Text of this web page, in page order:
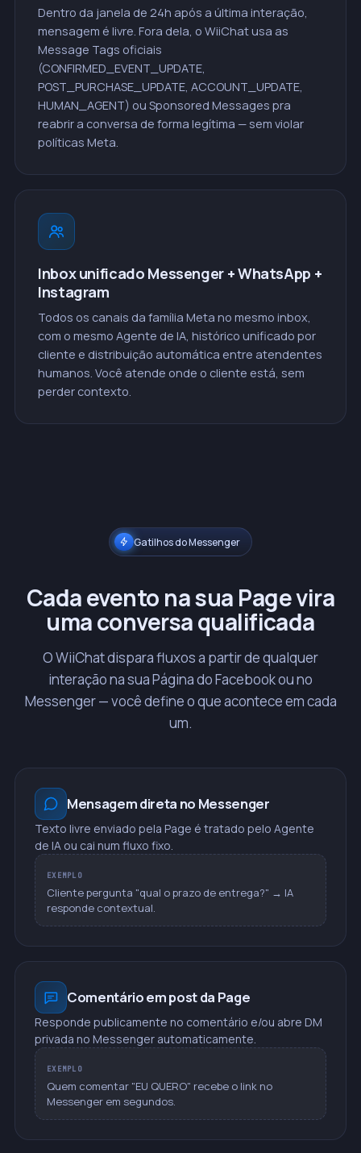
Dentro da janela de 24h após a última interação,
mensagem é livre. Fora dela, o WiiChat usa as
Message Tags oficiais
(CONFIRMED_EVENT_UPDATE,
POST_PURCHASE_UPDATE, ACCOUNT_UPDATE,
HUMAN_AGENT) ou Sponsored Messages pra
reabrir a conversa de forma legítima — sem violar
políticas Meta.
Inbox unificado Messenger + WhatsApp +
Instagram
Todos os canais da família Meta no mesmo inbox,
com o mesmo Agente de IA, histórico unificado por
cliente e distribuição automática entre atendentes
humanos. Você atende onde o cliente está, sem
perder contexto.
Gatilhos do Messenger
Cada evento na sua Page vira
uma conversa qualificada
O WiiChat dispara fluxos a partir de qualquer
interação na sua Página do Facebook ou no
Messenger — você define o que acontece em cada
um.
Mensagem direta no Messenger
Texto livre enviado pela Page é tratado pelo Agente
de IA ou cai num fluxo fixo.
EXEMPLO
Cliente pergunta "qual o prazo de entrega?" → IA
responde contextual.
Comentário em post da Page
Responde publicamente no comentário e/ou abre DM
privada no Messenger automaticamente.
EXEMPLO
Quem comentar "EU QUERO" recebe o link no
Messenger em segundos.